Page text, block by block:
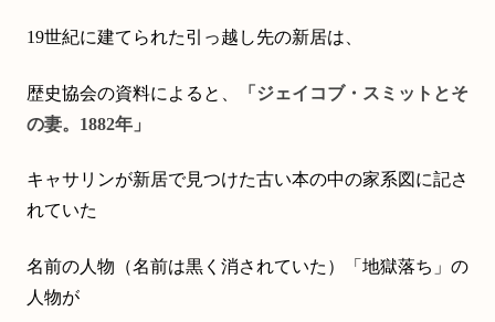
19世紀に建てられた引っ越し先の新居は、
歴史協会の資料によると、
「ジェイコブ・スミットとそ
の妻。1882年」
キャサリンが新居で見つけた古い本の中の家系図に記さ
れていた
名前の人物（名前は黒く消されていた）「地獄落ち」の
人物が